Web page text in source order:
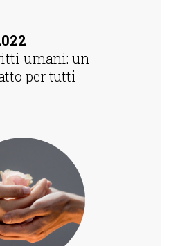
umani: un
per tutti